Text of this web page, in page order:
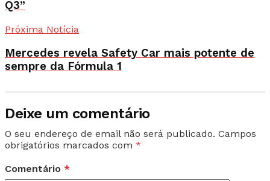
Q3”
Próxima Notícia
Mercedes revela Safety Car mais potente de
sempre da Fórmula 1
Deixe um comentário
O seu endereço de email não será publicado. Campos
obrigatórios marcados com *
Comentário *